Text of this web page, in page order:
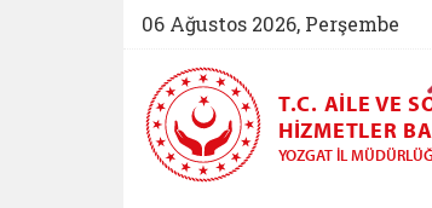
06 Ağustos 2026, Perşembe
T.C. AILE VE
HIZMETLER
YOZGAT İL